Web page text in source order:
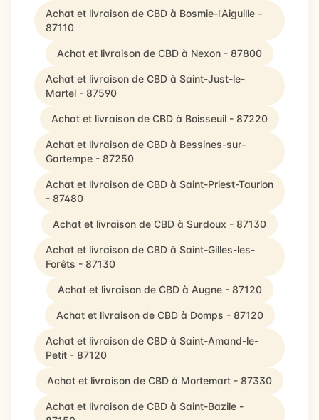
Achat et livraison de CBD à Bosmie-l'Aiguille -
87110
Achat et livraison de CBD à Nexon - 87800
Achat et livraison de CBD à Saint-Just-le-
Martel - 87590
Achat et livraison de CBD à Boisseuil - 87220
Achat et livraison de CBD à Bessines-sur-
Gartempe - 87250
Achat et livraison de CBD à Saint-Priest-Taurion
- 87480
Achat et livraison de CBD à Surdoux - 87130
Achat et livraison de CBD à Saint-Gilles-les-
Forêts - 87130
Achat et livraison de CBD à Augne - 87120
Achat et livraison de CBD à Domps - 87120
Achat et livraison de CBD à Saint-Amand-le-
Petit - 87120
Achat et livraison de CBD à Mortemart - 87330
Achat et livraison de CBD à Saint-Bazile -